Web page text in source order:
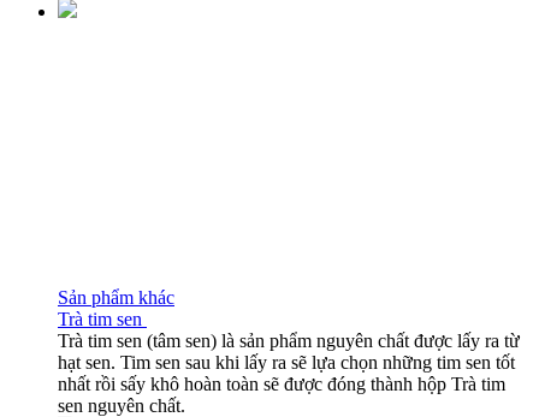
Sản phẩm khác
Trà tim sen
Trà tim sen (tâm sen) là sản phẩm nguyên chất được lấy ra từ
hạt sen. Tim sen sau khi lấy ra sẽ lựa chọn những tim sen tốt
nhất rồi sấy khô hoàn toàn sẽ được đóng thành hộp Trà tim
sen nguyên chất.